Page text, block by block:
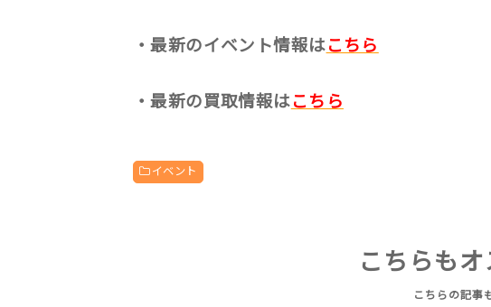
・最新のイベント情報はこちら
・最新の買取情報はこちら
イベント
こちらもオ